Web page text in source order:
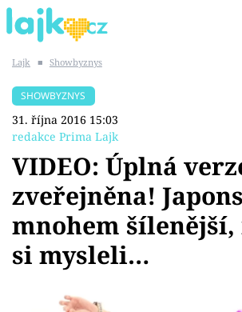
SHOPAHOLICADEL
Témata
Showbyznys
Lajk ■ Showbyznys
SHOWBYZNYS
31. října 2016 15:03
redakce Prima Lajk
VIDEO: Úplná
zveřejněna!
mnohem šílenější,
si mysleli…